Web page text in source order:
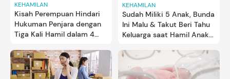
KEHAMILAN
Kisah Perempuan Hindari
Hukuman Penjara dengan
Tiga Kali Hamil dalam 4
KEHAMILAN
Sudah Miliki 5 Anak, Bunda
Ini Malu & Takut Beri Tahu
Keluarga saat Hamil Anak